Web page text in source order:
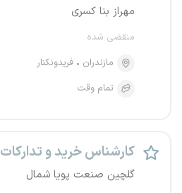
مهراز بنا کسری
منقضی شده
مازندران
فریدونکنار
تمام وقت
کارشناس خرید و تدارکات
گلچین صنعت پویا شمال